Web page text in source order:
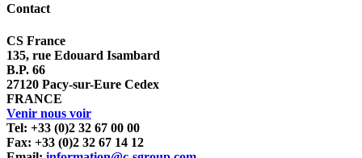
Contact
CS France
135, rue Edouard Isambard
B.P. 66
27120 Pacy-sur-Eure Cedex
FRANCE
Venir nous voir
Tel: +33 (0)2 32 67 00 00
Fax: +33 (0)2 32 67 14 12